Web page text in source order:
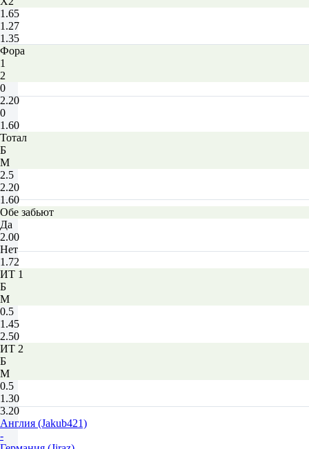
1.65
1.27
1.35
Фора
1
2
0
2.20
0
1.60
Тотал
Б
М
2.5
2.20
1.60
Обе забьют
Да
2.00
Нет
1.72
ИТ 1
Б
М
0.5
1.45
2.50
ИТ 2
Б
М
0.5
1.30
3.20
Англия (Jakub421)
-